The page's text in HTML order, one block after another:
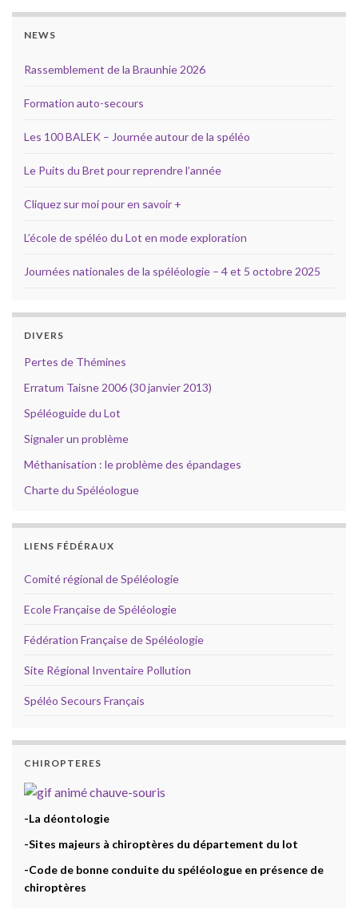
NEWS
Rassemblement de la Braunhie 2026
Formation auto-secours
Les 100 BALEK – Journée autour de la spéléo
Le Puits du Bret pour reprendre l’année
Cliquez sur moi pour en savoir +
L’école de spéléo du Lot en mode exploration
Journées nationales de la spéléologie – 4 et 5 octobre 2025
DIVERS
Pertes de Thémines
Erratum Taisne 2006 (30 janvier 2013)
Spéléoguide du Lot
Signaler un problème
Méthanisation : le problème des épandages
Charte du Spéléologue
LIENS FÉDÉRAUX
Comité régional de Spéléologie
Ecole Française de Spéléologie
Fédération Française de Spéléologie
Site Régional Inventaire Pollution
Spéléo Secours Français
CHIROPTERES
-La déontologie
-Sites majeurs à chiroptères du département du lot
-Code de bonne conduite du spéléologue en présence de
chiroptères